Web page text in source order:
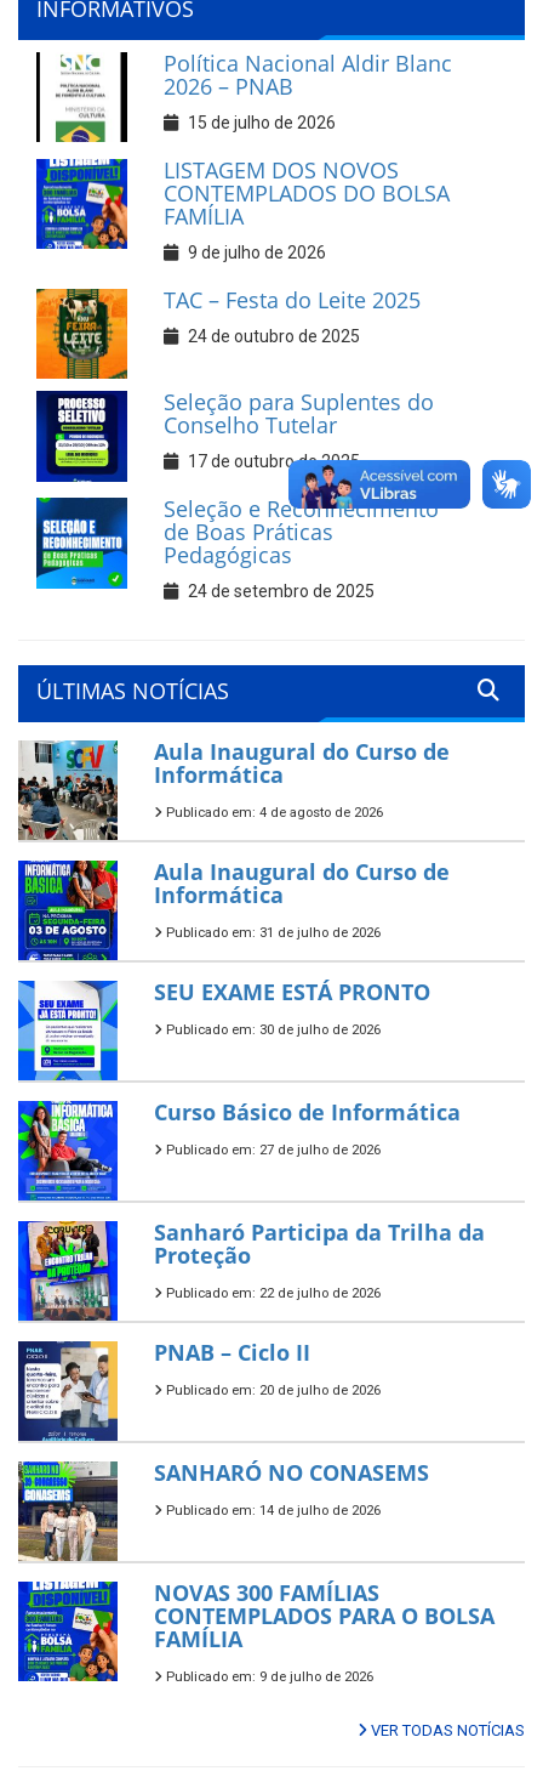
INFORMATIVOS
Política Nacional Aldir Blanc
2026 – PNAB
15 de julho de 2026
LISTAGEM DOS NOVOS
CONTEMPLADOS DO BOLSA
FAMÍLIA
9 de julho de 2026
TAC – Festa do Leite 2025
24 de outubro de 2025
Seleção para Suplentes do
Conselho Tutelar
17 de outubro de 2025
Seleção e Reconhecimento
de Boas Práticas
Pedagógicas
24 de setembro de 2025
ÚLTIMAS NOTÍCIAS
Aula Inaugural do Curso de
Informática
Publicado em: 4 de agosto de 2026
Aula Inaugural do Curso de
Informática
Publicado em: 31 de julho de 2026
SEU EXAME ESTÁ PRONTO
Publicado em: 30 de julho de 2026
Curso Básico de Informática
Publicado em: 27 de julho de 2026
Sanharó Participa da Trilha da
Proteção
Publicado em: 22 de julho de 2026
PNAB – Ciclo II
Publicado em: 20 de julho de 2026
SANHARÓ NO CONASEMS
Publicado em: 14 de julho de 2026
NOVAS 300 FAMÍLIAS
CONTEMPLADOS PARA O BOLSA
FAMÍLIA
Publicado em: 9 de julho de 2026
VER TODAS NOTÍCIAS